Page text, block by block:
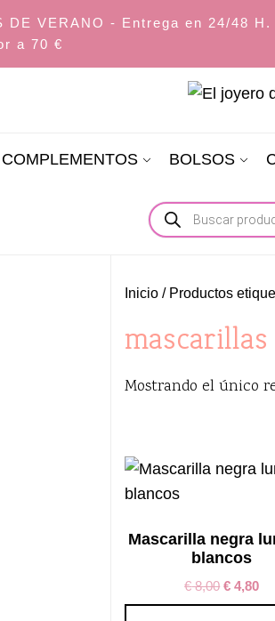
DE VERANO - Entrega en 24/48
a 70 €
joyero
Miriam
BOLSOS
Búsqueda
de
productos
Inicio / Productos
Mostrando el único
Mascarilla negra
blancos
€8,00 € 4,80